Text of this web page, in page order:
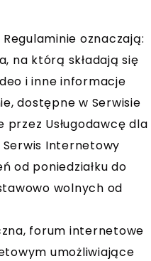
oznaczają:
na którą składają się
i inne informacje
dostępne w Serwisie
Usługodawcę dla
Internetowy
od poniedziałku do
wolnych od
forum internetowe
umożliwiające